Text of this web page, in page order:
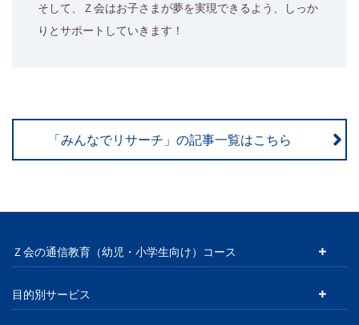
そして、Ｚ会はお子さまが夢を実現できるよう、しっか
りとサポートしていきます！
「みんなでリサーチ」の記事一覧はこちら
Ｚ会の通信教育（幼児・小学生向け）コース
目的別サービス